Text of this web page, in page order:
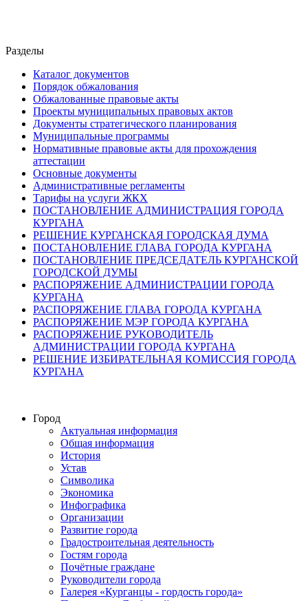
Разделы
Каталог документов
Порядок обжалования
Обжалованные правовые акты
Проекты муниципальных правовых актов
Документы стратегического планирования
Муниципальные программы
Нормативные правовые акты для прохождения
аттестации
Основные документы
Административные регламенты
Тарифы на услуги ЖКХ
ПОСТАНОВЛЕНИЕ АДМИНИСТРАЦИЯ ГОРОДА
КУРГАНА
РЕШЕНИЕ КУРГАНСКАЯ ГОРОДСКАЯ ДУМА
ПОСТАНОВЛЕНИЕ ГЛАВА ГОРОДА КУРГАНА
ПОСТАНОВЛЕНИЕ ПРЕДСЕДАТЕЛЬ КУРГАНСКОЙ
ГОРОДСКОЙ ДУМЫ
РАСПОРЯЖЕНИЕ АДМИНИСТРАЦИИ ГОРОДА
КУРГАНА
РАСПОРЯЖЕНИЕ ГЛАВА ГОРОДА КУРГАНА
РАСПОРЯЖЕНИЕ МЭР ГОРОДА КУРГАНА
РАСПОРЯЖЕНИЕ РУКОВОДИТЕЛЬ
АДМИНИСТРАЦИИ ГОРОДА КУРГАНА
РЕШЕНИЕ ИЗБИРАТЕЛЬНАЯ КОМИССИЯ ГОРОДА
КУРГАНА
Город
Актуальная информация
Общая информация
История
Устав
Символика
Экономика
Инфографика
Организации
Развитие города
Градостроительная деятельность
Гостям города
Почётные граждане
Руководители города
Галерея «Курганцы - гордость города»